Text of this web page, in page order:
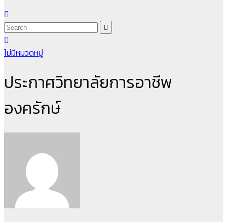
ไม่มีหมวดหมู่
ประกาศวิทยาลัยการอาชีพ
องครักษ์